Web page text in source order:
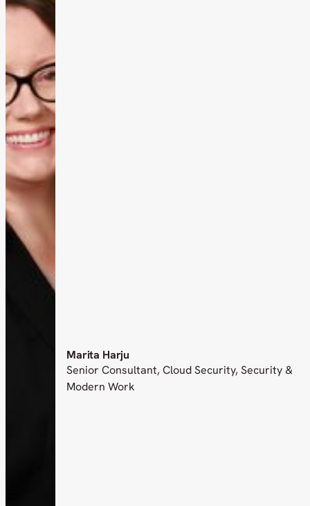
Marita Harju
Senior Consultant, Cloud Security, Security &
Modern Work